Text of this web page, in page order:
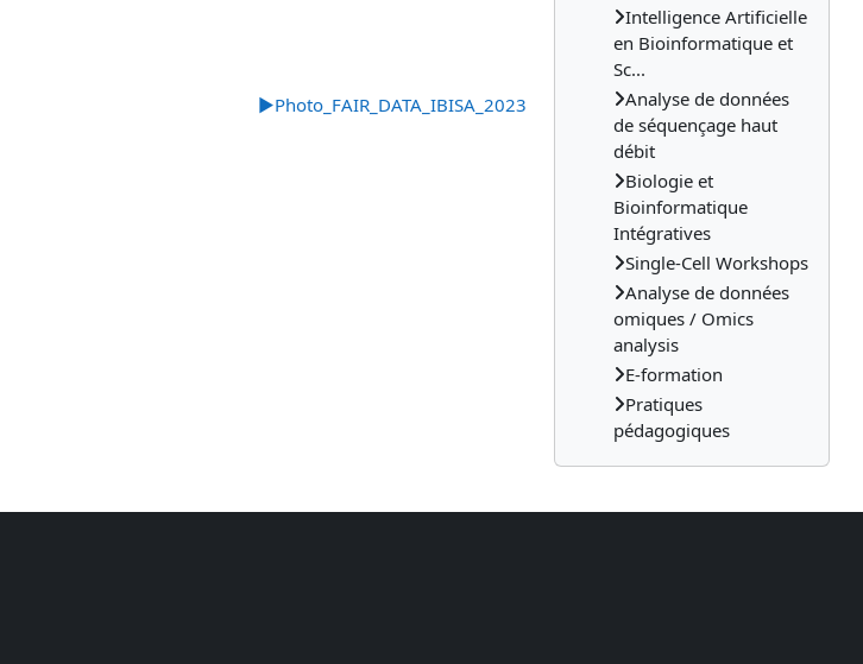
▶︎Photo_FAIR_DATA_IBISA_2023
Intelligence Artificielle
en Bioinformatique et
Sc...
Analyse de données
de séquençage haut
débit
Biologie et
Bioinformatique
Intégratives
Single-Cell Workshops
Analyse de données
omiques / Omics
analysis
E-formation
Pratiques
pédagogiques